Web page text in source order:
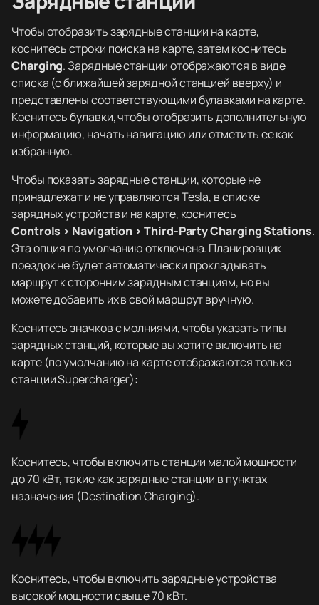
Чтобы отобразить зарядные станции на карте,
коснитесь строки поиска на карте, затем коснитесь
Charging. Зарядные станции отображаются в виде
списка (с ближайшей зарядной станцией вверху) и
представлены соответствующими булавками на карте.
Коснитесь булавки, чтобы отобразить дополнительную
информацию, начать навигацию или отметить ее как
избранную.
Чтобы показать зарядные станции, которые не
принадлежат и не управляются Tesla, в списке
зарядных устройств и на карте, коснитесь
Controls > Navigation > Third-Party Charging Stations.
Эта опция по умолчанию отключена. Планировщик
поездок не будет автоматически прокладывать
маршрут к сторонним зарядным станциям, но вы
можете добавить их в свой маршрут вручную.
Коснитесь значков с молниями, чтобы указать типы
зарядных станций, которые вы хотите включить на
карте (по умолчанию на карте отображаются только
станции Supercharger):
Коснитесь, чтобы включить станции малой мощности
до 70 кВт, такие как зарядные станции в пунктах
назначения (Destination Charging).
Коснитесь, чтобы включить зарядные устройства
высокой мощности свыше 70 кВт.